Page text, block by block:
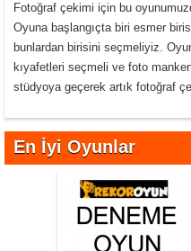
Fotoğraf çekimi için bu
Oyuna başlangıçta biri esmer
bunlardan birisini seçmeliyiz.
kıyafetleri seçmeli ve foto
stüdyoya geçerek artık fotoğraf
En İyi Oyunlar